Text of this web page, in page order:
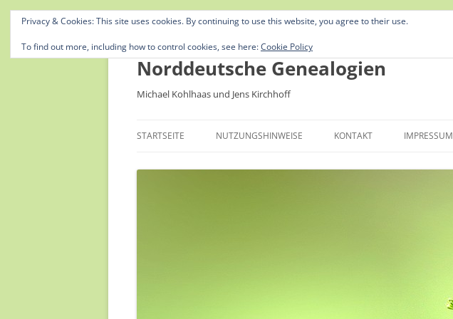
Norddeutsche Genealogien
Michael Kohlhaas und Jens Kirchhoff
STARTSEITE NUTZUNGSHINWEISE KONTAKT IMPRESSUM
Privacy & Cookies: This site uses cookies. By continuing to use this website, you agree to their use.
To find out more, including how to control cookies, see here:Cookie Policy